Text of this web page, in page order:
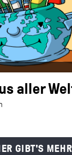
aller
GIBT'S MEHR